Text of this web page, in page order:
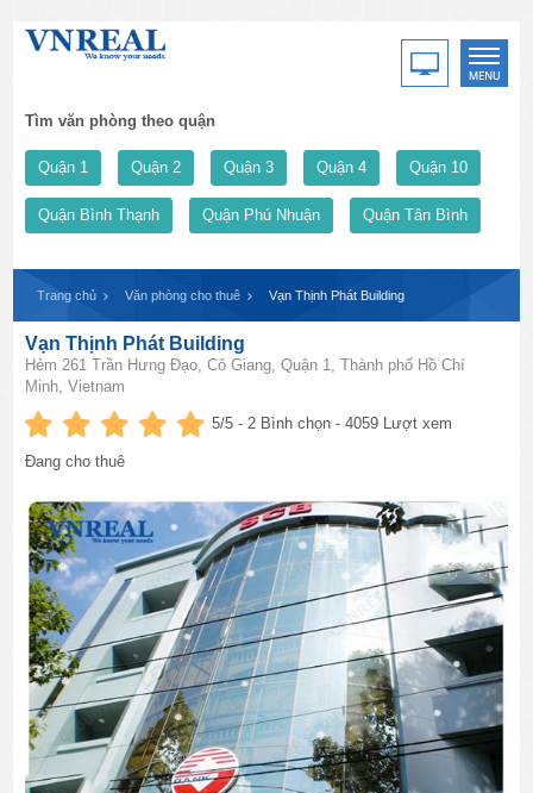
Tìm văn phòng theo quận
Quận 1 Quận 2 Quận 3 Quận 4 Quận 10
Quận Bình Thạnh Quận Phú Nhuận Quận Tân Bình
Trang chủ Văn phòng cho thuê Vạn Thịnh Phát Building
Vạn Thịnh Phát Building
Hẻm 261 Trần Hưng Đạo, Cô Giang, Quận 1, Thành phố Hồ Chí
Minh, Vietnam
5/5 -2 Bình chọn - 4059 Lượt xem
Đang cho thuê